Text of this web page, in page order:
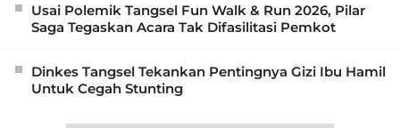
Usai Polemik Tangsel Fun Walk & Run 2026, Pilar
Saga Tegaskan Acara Tak Difasilitasi Pemkot
Dinkes Tangsel Tekankan Pentingnya Gizi Ibu Hamil
Untuk Cegah Stunting